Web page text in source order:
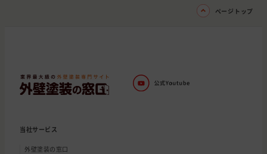
ページトップ
当社サービス
外壁塗装の窓口